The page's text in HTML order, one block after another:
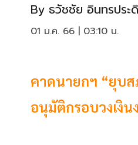
By ธวัชชัย อินทรประ
01 ม.ค. 66 | 03:10 น.
คาดนายกฯ “ยุบส
อนุมัติกรอบวงเงิ